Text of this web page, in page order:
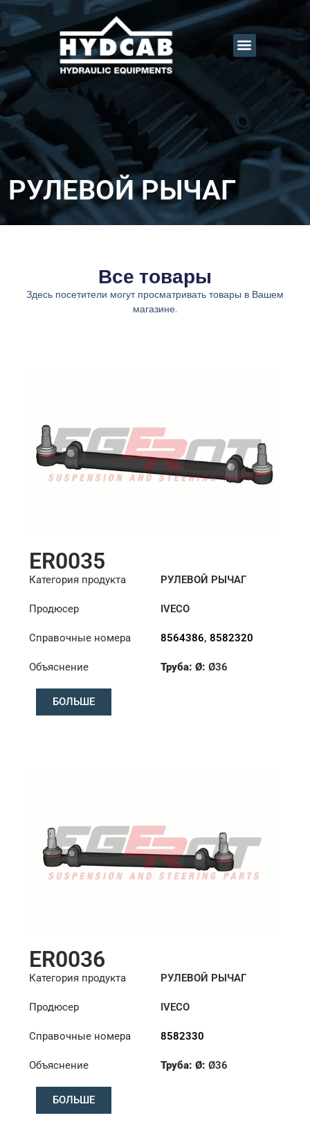
РУЛЕВОЙ РЫЧАГ
Все товары
Здесь посетители могут просматривать товары в Вашем
магазине.
ER0035
Категория продукта РУЛЕВОЙ РЫЧАГ
Продюсер IVECO
Справочные номера 8564386,8582320
Объяснение Труба: Ø:Ø36
БОЛЬШЕ
ER0036
Категория продукта РУЛЕВОЙ РЫЧАГ
Продюсер IVECO
Справочные номера 8582330
Объяснение Труба: Ø:Ø36
БОЛЬШЕ